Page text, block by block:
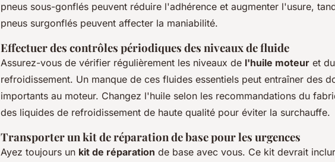
pneus sous-gonflés peuvent réduire l'adhérence et augmenter l'usure,
pneus surgonflés peuvent affecter la maniabilité.
Effectuer des contrôles périodiques des niveaux de fluide
Assurez-vous de vérifier régulièrement les niveaux de l'huile moteur et
refroidissement. Un manque de ces fluides essentiels peut entraîner des
importants au moteur. Changez l'huile selon les recommandations du
des liquides de refroidissement de haute qualité pour éviter la surchauffe.
Transporter un kit de réparation de base pour les urgences
Ayez toujours un kit de réparation de base avec vous. Ce kit devrait